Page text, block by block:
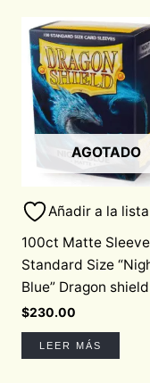
AGOTADO
Añadir a la
100ct Matte
Standard Size
Blue” Dragon shield
$230.00
LEER MÁS